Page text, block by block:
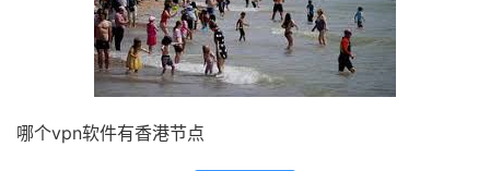
哪个vpn软件有香港节点